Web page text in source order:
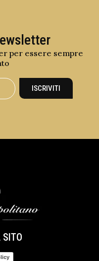
per essere sempre
ISCRIVITI
SITO